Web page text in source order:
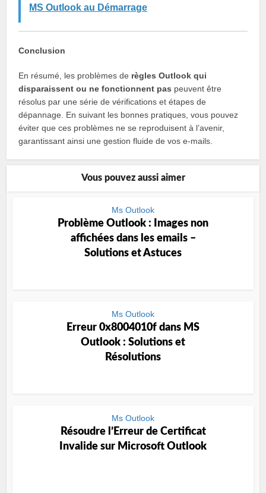
MS Outlook au Démarrage
Conclusion
En résumé, les problèmes de règles Outlook qui
disparaissent ou ne fonctionnent pas peuvent être
résolus par une série de vérifications et étapes de
dépannage. En suivant les bonnes pratiques, vous pouvez
éviter que ces problèmes ne se reproduisent à l’avenir,
garantissant ainsi une gestion fluide de vos e-mails.
Vous pouvez aussi aimer
Ms Outlook
Problème Outlook : Images non
affichées dans les emails –
Solutions et Astuces
Ms Outlook
Erreur 0x8004010f dans MS
Outlook : Solutions et
Résolutions
Ms Outlook
Résoudre l’Erreur de Certificat
Invalide sur Microsoft Outlook